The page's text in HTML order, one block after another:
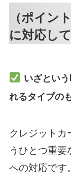
（ポイン
に対応し
いざとい
れるタイプの
クレジットカ
うひとつ重要
への対応です。